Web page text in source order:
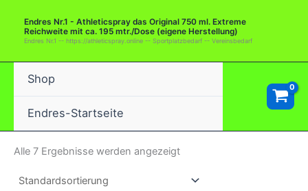
Inhalt
springen
Endres Nr.1 - Athleticspray das Original 750 ml. Extreme
Reichweite mit ca. 195 mtr./Dose (eigene Herstellung)
Endres Nr.1 -- https://athleticspray.online -- Sportplatzbedarf -- Vereinsbedarf
Shop
Endres-Startseite
Alle 7 Ergebnisse werden angezeigt